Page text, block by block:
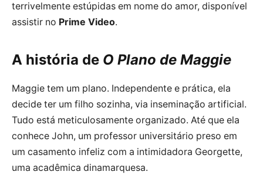
terrivelmente estúpidas em nome do amor, disponível
assistir no Prime Video.
A história de O Plano de Maggie
Maggie tem um plano. Independente e prática, ela
decide ter um filho sozinha, via inseminação artificial.
Tudo está meticulosamente organizado. Até que ela
conhece John, um professor universitário preso em
um casamento infeliz com a intimidadora Georgette,
uma acadêmica dinamarquesa.